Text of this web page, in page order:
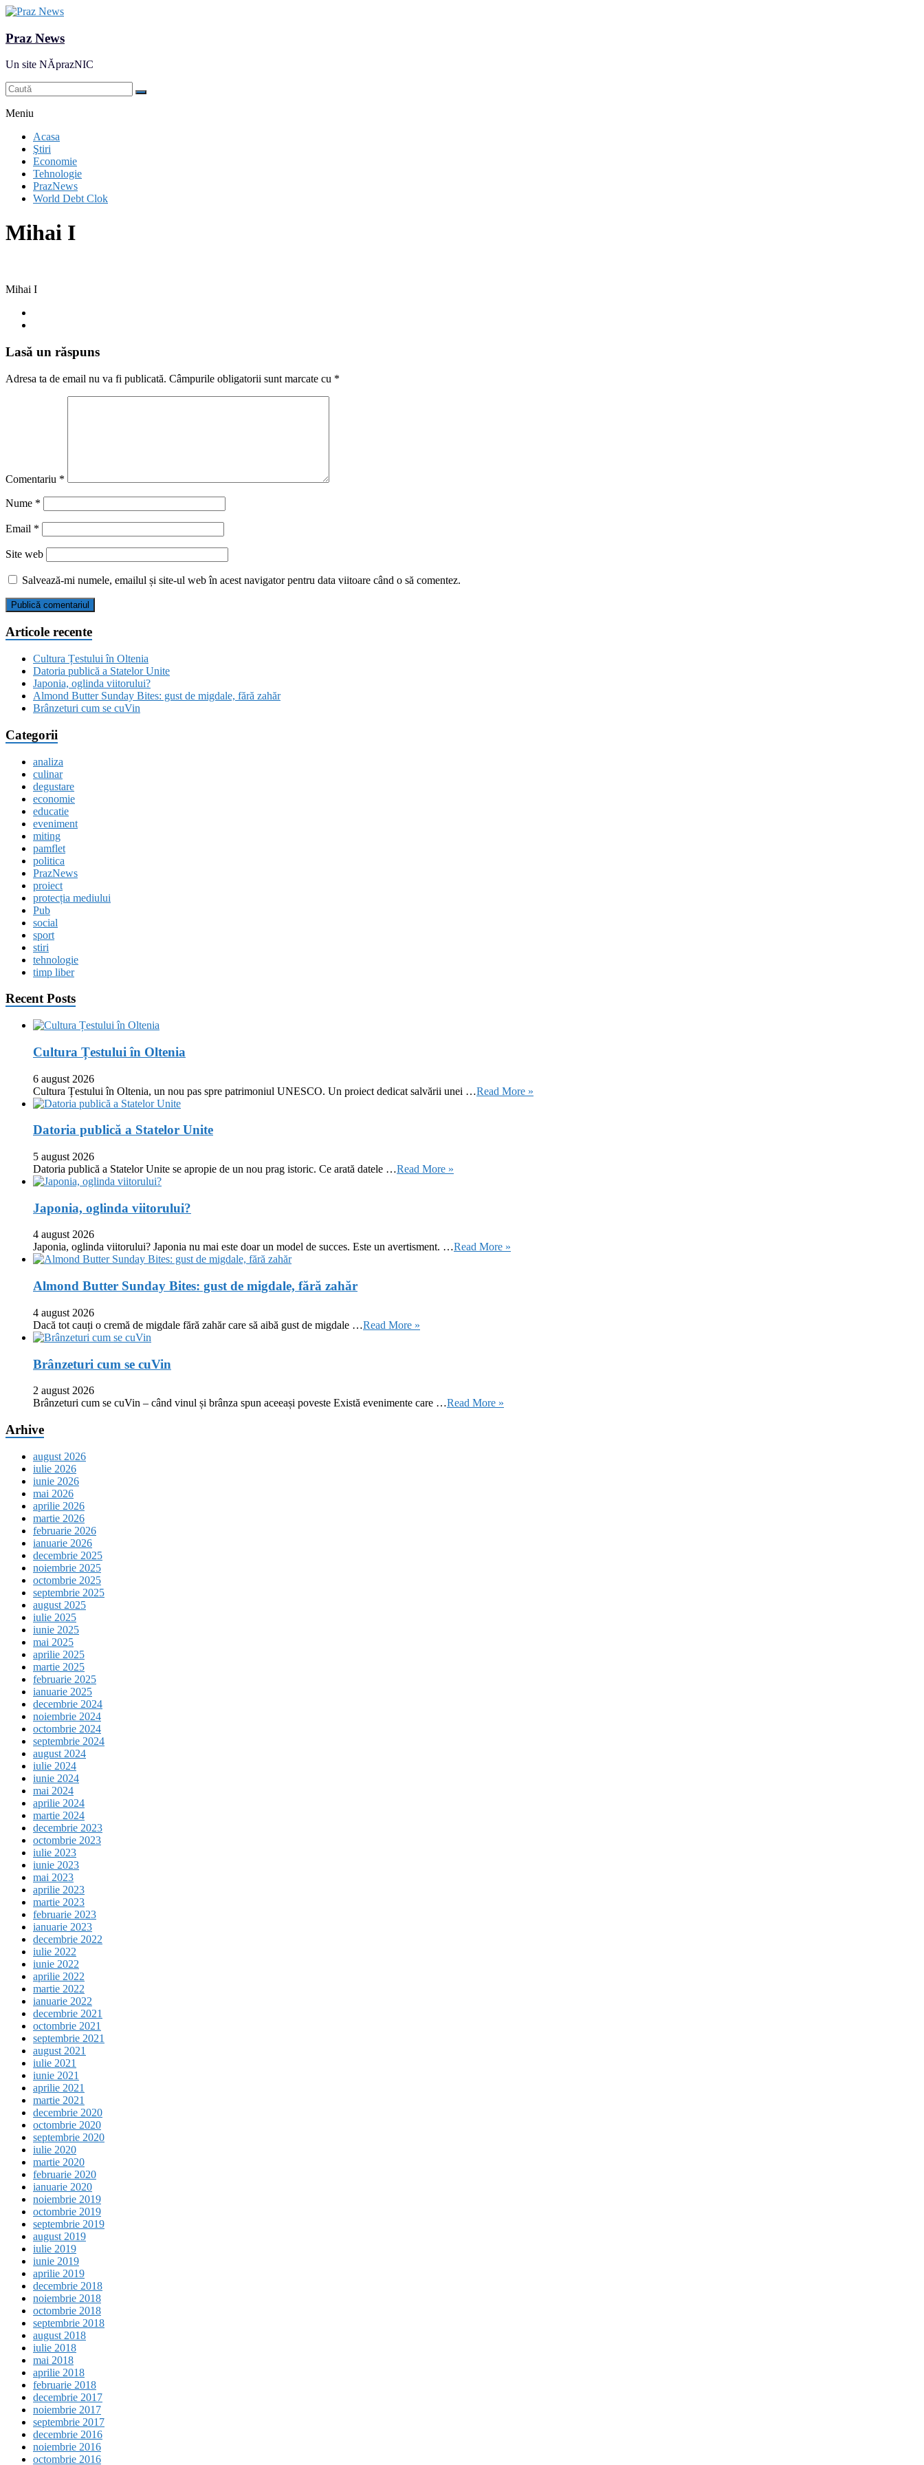
Praz News
Un site NĂprazNIC
Meniu
Acasa
Ştiri
Economie
Tehnologie
PrazNews
World Debt Clok
Mihai I
Mihai I
Lasă un răspuns
Adresa ta de email nu va fi publicată. Câmpurile obligatorii sunt marcate cu *
Comentariu *
Nume *
Email *
Site web
Salvează-mi numele, emailul și site-ul web în acest navigator pentru data viitoare când o să comentez.
Articole recente
Cultura Țestului în Oltenia
Datoria publică a Statelor Unite
Japonia, oglinda viitorului?
Almond Butter Sunday Bites: gust de migdale, fără zahăr
Brânzeturi cum se cuVin
Categorii
analiza
culinar
degustare
economie
educatie
eveniment
miting
pamflet
politica
PrazNews
proiect
protecția mediului
Pub
social
sport
stiri
tehnologie
timp liber
Recent Posts
Cultura Țestului în Oltenia
6 august 2026
Cultura Țestului în Oltenia, un nou pas spre patrimoniul UNESCO. Un proiect dedicat salvării unei …Read More »
Datoria publică a Statelor Unite
5 august 2026
Datoria publică a Statelor Unite se apropie de un nou prag istoric. Ce arată datele …Read More »
Japonia, oglinda viitorului?
4 august 2026
Japonia, oglinda viitorului? Japonia nu mai este doar un model de succes. Este un avertisment. …Read More »
Almond Butter Sunday Bites: gust de migdale, fără zahăr
4 august 2026
Dacă tot cauți o cremă de migdale fără zahăr care să aibă gust de migdale …Read More »
Brânzeturi cum se cuVin
2 august 2026
Brânzeturi cum se cuVin – când vinul și brânza spun aceeași poveste Există evenimente care …Read More »
Arhive
august 2026
iulie 2026
iunie 2026
mai 2026
aprilie 2026
martie 2026
februarie 2026
ianuarie 2026
decembrie 2025
noiembrie 2025
octombrie 2025
septembrie 2025
august 2025
iulie 2025
iunie 2025
mai 2025
aprilie 2025
martie 2025
februarie 2025
ianuarie 2025
decembrie 2024
noiembrie 2024
octombrie 2024
septembrie 2024
august 2024
iulie 2024
iunie 2024
mai 2024
aprilie 2024
martie 2024
decembrie 2023
octombrie 2023
iulie 2023
iunie 2023
mai 2023
aprilie 2023
martie 2023
februarie 2023
ianuarie 2023
decembrie 2022
iulie 2022
iunie 2022
aprilie 2022
martie 2022
ianuarie 2022
decembrie 2021
octombrie 2021
septembrie 2021
august 2021
iulie 2021
iunie 2021
aprilie 2021
martie 2021
decembrie 2020
octombrie 2020
septembrie 2020
iulie 2020
martie 2020
februarie 2020
ianuarie 2020
noiembrie 2019
octombrie 2019
septembrie 2019
august 2019
iulie 2019
iunie 2019
aprilie 2019
decembrie 2018
noiembrie 2018
octombrie 2018
septembrie 2018
august 2018
iulie 2018
mai 2018
aprilie 2018
februarie 2018
decembrie 2017
noiembrie 2017
septembrie 2017
decembrie 2016
noiembrie 2016
octombrie 2016